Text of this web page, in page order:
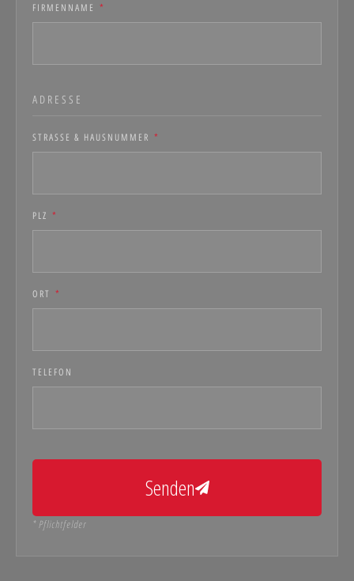
FIRMENNAME *
ADRESSE
STRASSE & HAUSNUMMER *
PLZ *
ORT *
TELEFON
Senden
* Pflichtfelder